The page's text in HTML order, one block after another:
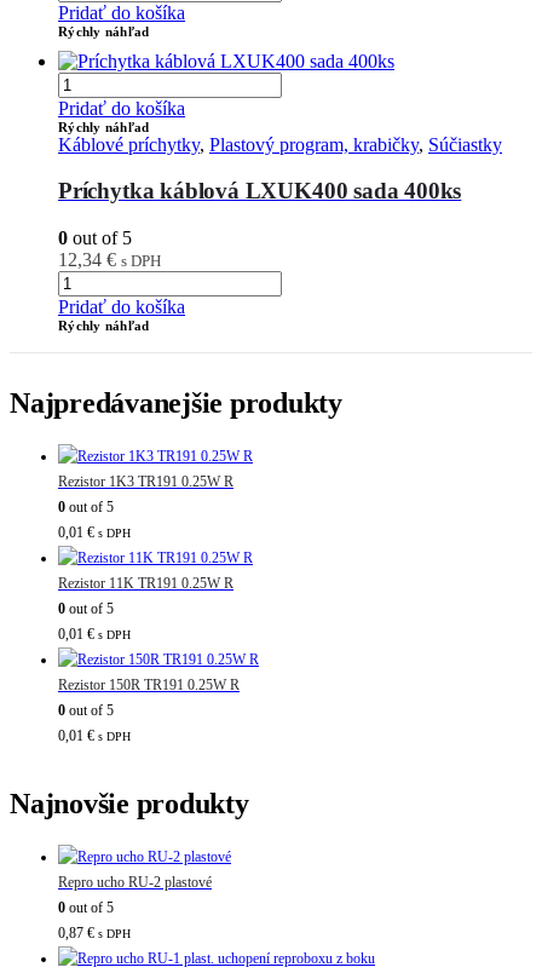
Pridať do košíka
Rýchly náhľad
Pridať do košíka
Rýchly náhľad
Káblové príchytky, Plastový program, krabičky, Súčiastky
Príchytka káblová LXUK400 sada 400ks
0 out of 5
12,34 € s DPH
Pridať do košíka
Rýchly náhľad
Najpredávanejšie produkty
Rezistor 1K3 TR191 0.25W R
0 out of 5
0,01 € s DPH
Rezistor 11K TR191 0.25W R
0 out of 5
0,01 € s DPH
Rezistor 150R TR191 0.25W R
0 out of 5
0,01 € s DPH
Najnovšie produkty
Repro ucho RU-2 plastové
0 out of 5
0,87 € s DPH